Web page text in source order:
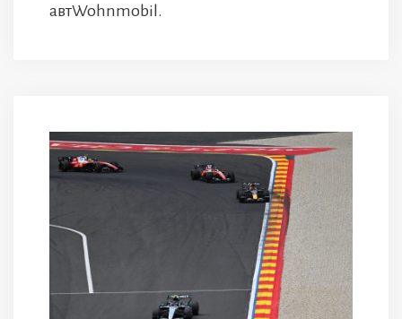
автWohnmobil.